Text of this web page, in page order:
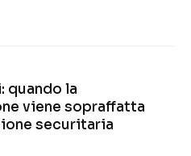
quando la
viene sopraffatta
securitaria